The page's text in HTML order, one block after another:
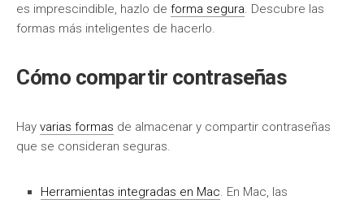
es imprescindible, hazlo de forma segura. Descubre las
formas más inteligentes de hacerlo.
Cómo compartir contraseñas
Hay varias formas de almacenar y compartir contraseñas
que se consideran seguras.
Herramientas integradas en Mac. En Mac, las